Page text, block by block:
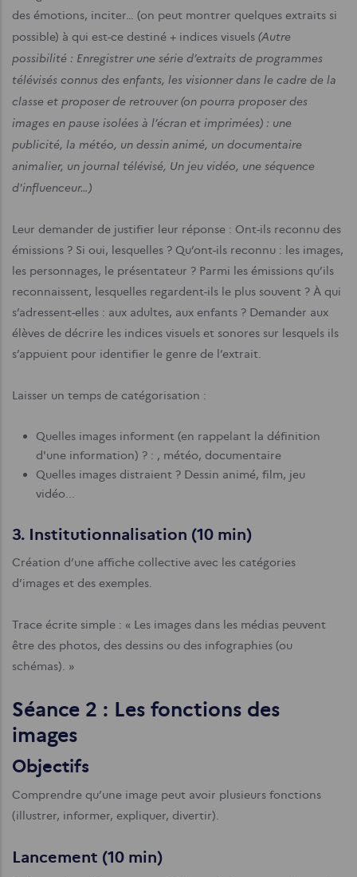
des émotions, inciter… (on peut montrer quelques extraits si
possible) à qui est-ce destiné + indices visuels (Autre
possibilité : Enregistrer une série d’extraits de programmes
télévisés connus des enfants, les visionner dans le cadre de la
classe et proposer de retrouver (on pourra proposer des
images en pause isolées à l’écran et imprimées) : une
publicité, la météo, un dessin animé, un documentaire
animalier, un journal télévisé, Un jeu vidéo, une séquence
d'influenceur…)
Leur demander de justifier leur réponse : Ont-ils reconnu des
émissions ? Si oui, lesquelles ? Qu’ont-ils reconnu : les images,
les personnages, le présentateur ? Parmi les émissions qu’ils
reconnaissent, lesquelles regardent-ils le plus souvent ? À qui
s’adressent-elles : aux adultes, aux enfants ? Demander aux
élèves de décrire les indices visuels et sonores sur lesquels ils
s’appuient pour identifier le genre de l’extrait.
Laisser un temps de catégorisation :
Quelles images informent (en rappelant la définition
d'une information) ? : , météo, documentaire
Quelles images distraient ? Dessin animé, film, jeu
vidéo...
3. Institutionnalisation (10 min)
Création d’une affiche collective avec les catégories
d’images et des exemples.
Trace écrite simple : « Les images dans les médias peuvent
être des photos, des dessins ou des infographies (ou
schémas). »
Séance 2 : Les fonctions des
images
Objectifs
Comprendre qu’une image peut avoir plusieurs fonctions
(illustrer, informer, expliquer, divertir).
Lancement (10 min)